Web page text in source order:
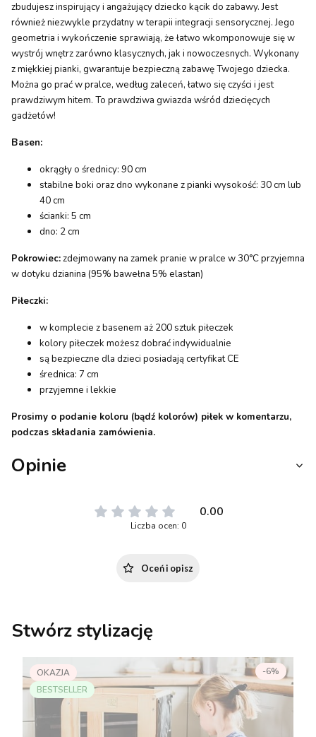
zbudujesz inspirujący i angażujący dziecko kącik do zabawy. Jest
również niezwykle przydatny w terapii integracji sensorycznej. Jego
geometria i wykończenie sprawiają, że łatwo wkomponowuje się w
wystrój wnętrz zarówno klasycznych, jak i nowoczesnych. Wykonany
z miękkiej pianki, gwarantuje bezpieczną zabawę Twojego dziecka.
Można go prać w pralce, według zaleceń, łatwo się czyści i jest
prawdziwym hitem. To prawdziwa gwiazda wśród dziecięcych
gadżetów!
Basen:
okrągły o średnicy: 90 cm
stabilne boki oraz dno wykonane z pianki wysokość: 30 cm lub
40 cm
ścianki: 5 cm
dno: 2 cm
Pokrowiec:zdejmowany na zamek pranie w pralce w 30°C przyjemna
w dotyku dzianina (95% bawełna 5% elastan)
Piłeczki:
w komplecie z basenem aż 200 sztuk piłeczek
kolory piłeczek możesz dobrać indywidualnie
są bezpieczne dla dzieci posiadają certyfikat CE
średnica: 7 cm
przyjemne i lekkie
Prosimy o podanie koloru (bądź kolorów) piłek w komentarzu,
podczas składania zamówienia.
Opinie
0.00
Liczba ocen: 0
Oceń i opisz
Stwórz stylizację
OKAZJA
BESTSELLER
-6%